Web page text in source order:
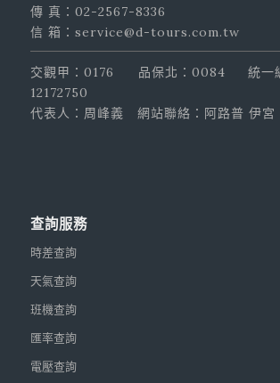
傳 真：02-2567-8336
信 箱：service@d-tours.com.tw
交觀甲：0176 品保北：0084
統一
12172750
代表人：周峰義
網站聯絡：阿路普 伊宮
查詢服務
時差查詢
天氣查詢
班機查詢
匯率查詢
電壓查詢